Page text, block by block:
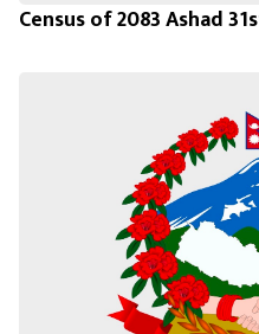
Census of 2083 Ashad